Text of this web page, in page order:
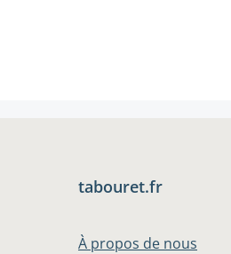
tabouret.fr
À propos de nous